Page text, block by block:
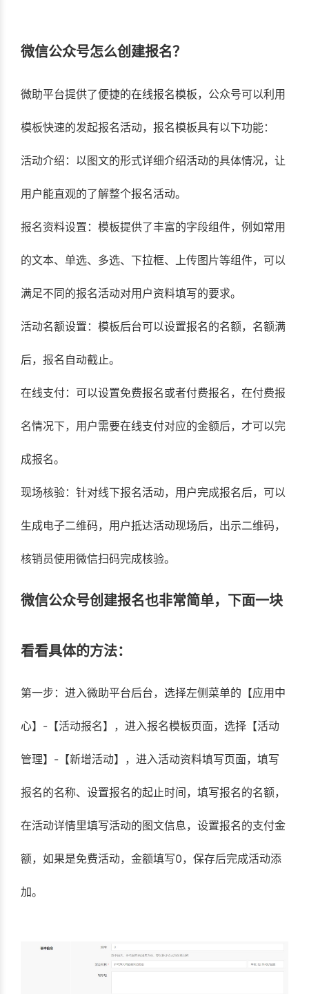
微信公众号怎么创建报名？
微助平台提供了便捷的在线报名模板，公众号可以利用
模板快速的发起报名活动，报名模板具有以下功能：
活动介绍：以图文的形式详细介绍活动的具体情况，让
用户能直观的了解整个报名活动。
报名资料设置：模板提供了丰富的字段组件，例如常用
的文本、单选、多选、下拉框、上传图片等组件，可以
满足不同的报名活动对用户资料填写的要求。
活动名额设置：模板后台可以设置报名的名额，名额满
后，报名自动截止。
在线支付：可以设置免费报名或者付费报名，在付费报
名情况下，用户需要在线支付对应的金额后，才可以完
成报名。
现场核验：针对线下报名活动，用户完成报名后，可以
生成电子二维码，用户抵达活动现场后，出示二维码，
核销员使用微信扫码完成核验。
微信公众号创建报名也非常简单，下面一块
看看具体的方法：
第一步：进入微助平台后台，选择左侧菜单的【应用中
心】-【活动报名】，进入报名模板页面，选择【活动
管理】-【新增活动】，进入活动资料填写页面，填写
报名的名称、设置报名的起止时间，填写报名的名额，
在活动详情里填写活动的图文信息，设置报名的支付金
额，如果是免费活动，金额填写0，保存后完成活动添
加。